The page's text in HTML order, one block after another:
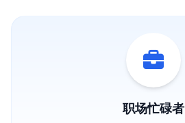
职场忙碌者